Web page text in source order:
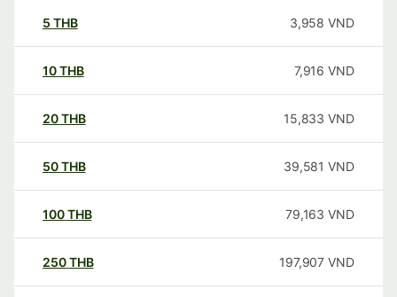
5 THB 3,958 VND
10THB 7,916 VND
20THB 15,833 VND
50THB 39,581 VND
100THB 79,163 VND
250THB 197,907 VND